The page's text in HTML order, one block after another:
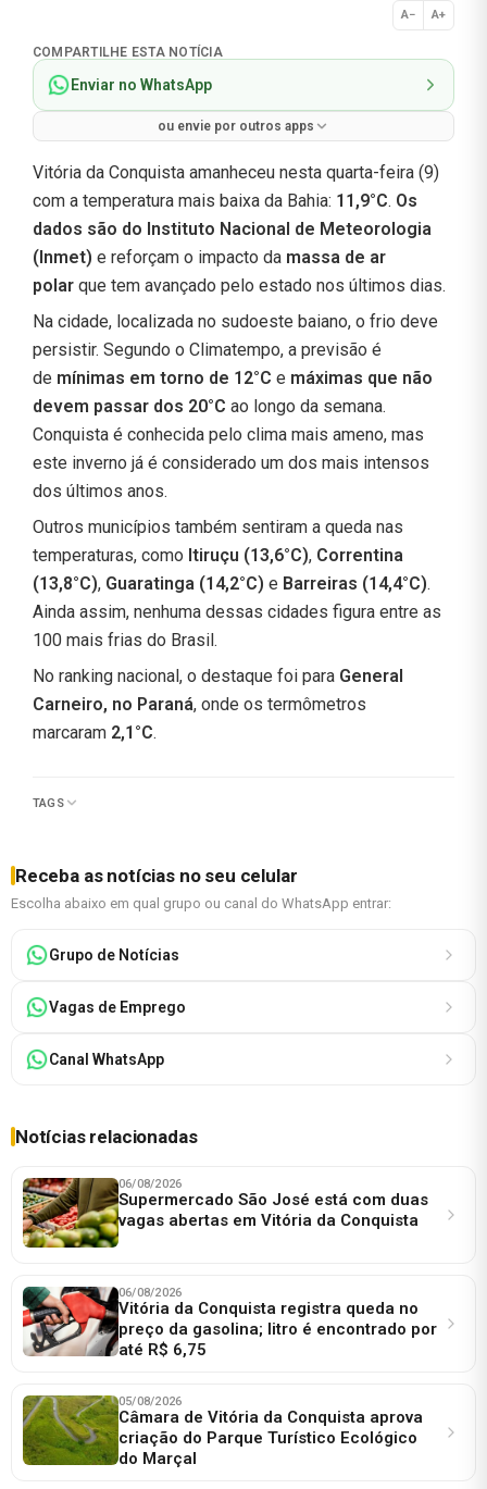
A− A+
Normal
COMPARTILHE ESTA NOTÍCIA
Enviar no WhatsApp
ou envie por outros apps
Vitória da Conquista amanheceu nesta quarta-feira (9)
com a temperatura mais baixa da Bahia: 11,9°C. Os
dados são do Instituto Nacional de Meteorologia
(Inmet) e reforçam o impacto da massa de ar
polar que tem avançado pelo estado nos últimos dias.
Na cidade, localizada no sudoeste baiano, o frio deve
persistir. Segundo o Climatempo, a previsão é
de mínimas em torno de 12°C e máximas que não
devem passar dos 20°C ao longo da semana.
Conquista é conhecida pelo clima mais ameno, mas
este inverno já é considerado um dos mais intensos
dos últimos anos.
Outros municípios também sentiram a queda nas
temperaturas, como Itiruçu (13,6°C), Correntina
(13,8°C), Guaratinga (14,2°C) e Barreiras (14,4°C).
Ainda assim, nenhuma dessas cidades figura entre as
100 mais frias do Brasil.
No ranking nacional, o destaque foi para General
Carneiro, no Paraná, onde os termômetros
marcaram 2,1°C.
TAGS
Receba as notícias no seu celular
Escolha abaixo em qual grupo ou canal do WhatsApp entrar:
Grupo de Notícias
Vagas de Emprego
Canal WhatsApp
Notícias relacionadas
06/08/2026
Supermercado São José está com duas
vagas abertas em Vitória da Conquista
06/08/2026
Vitória da Conquista registra queda no
preço da gasolina; litro é encontrado por
até R$ 6,75
05/08/2026
Câmara de Vitória da Conquista aprova
criação do Parque Turístico Ecológico
do Marçal